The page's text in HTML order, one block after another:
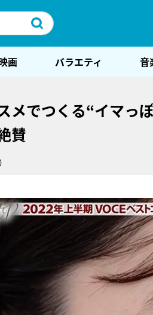
画 バラエティ 音
メでつくる“イマっ
賛